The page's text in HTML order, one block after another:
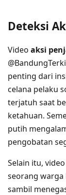
Deteksi
Video aksi
penting dari
celana pelaku
terjatuh saat
ketahuan.
putih
pengobatan
Selain itu,
seorang
sambil